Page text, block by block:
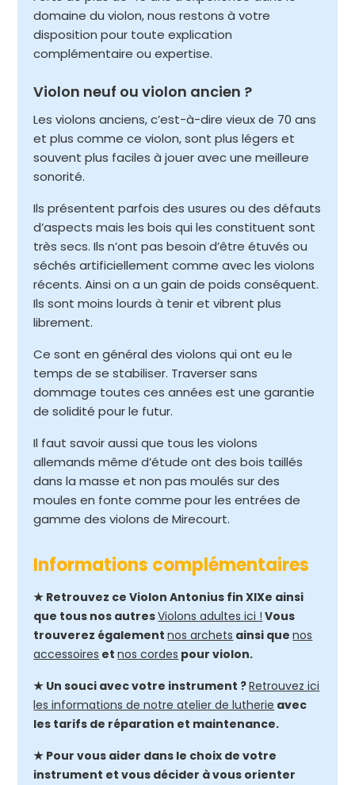
domaine du violon, nous restons à votre
disposition pour toute explication
complémentaire ou expertise.
Violon neuf ou violon ancien ?
Les violons anciens, c’est-à-dire vieux de 70 ans
et plus comme ce violon, sont plus légers et
souvent plus faciles à jouer avec une meilleure
sonorité.
Ils présentent parfois des usures ou des défauts
d’aspects mais les bois qui les constituent sont
très secs. Ils n’ont pas besoin d’être étuvés ou
séchés artificiellement comme avec les violons
récents. Ainsi on a un gain de poids conséquent.
Ils sont moins lourds à tenir et vibrent plus
librement.
Ce sont en général des violons qui ont eu le
temps de se stabiliser. Traverser sans
dommage toutes ces années est une garantie
de solidité pour le futur.
Il faut savoir aussi que tous les violons
allemands même d’étude ont des bois taillés
dans la masse et non pas moulés sur des
moules en fonte comme pour les entrées de
gamme des violons de Mirecourt.
Informations complémentaires
★ Retrouvez ce Violon Antonius fin XIXe ainsi
que tous nos autresViolons adultes ici ! Vous
trouverez égalementnos archets ainsi quenos
accessoires etnos cordes pour violon.
★ Un souci avec votre instrument ?Retrouvez ici
les informations de notre atelier de lutherie avec
les tarifs de réparation et maintenance.
★ Pour vous aider dans le choix de votre
instrument et vous décider à vous orienter